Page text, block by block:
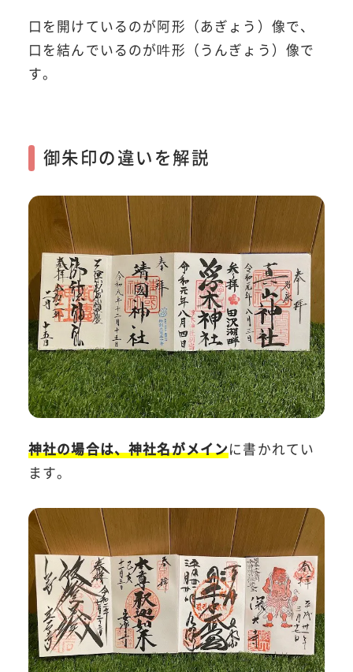
口を開けているのが阿形（あぎょう）像で、
口を結んでいるのが吽形（うんぎょう）像で
す。
御朱印の違いを解説
神社の場合は、神社名がメインに書かれてい
ます。